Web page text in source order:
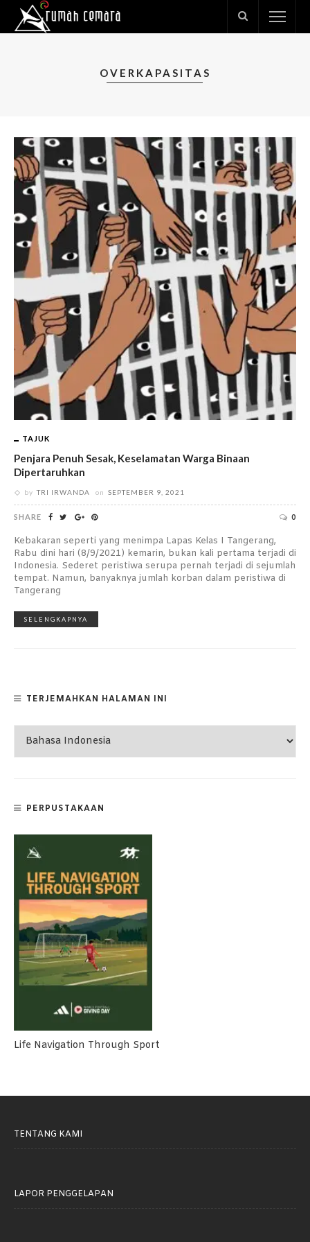
OVERKAPASITAS
TAJUK
Penjara Penuh Sesak, Keselamatan Warga Binaan
Dipertaruhkan
by TRI IRWANDA on SEPTEMBER 9, 2021
SHARE 0
Kebakaran seperti yang menimpa Lapas Kelas I Tangerang,
Rabu dini hari (8/9/2021) kemarin, bukan kali pertama terjadi di
Indonesia. Sederet peristiwa serupa pernah terjadi di sejumlah
tempat. Namun, banyaknya jumlah korban dalam peristiwa di
Tangerang
SELENGKAPNYA
TERJEMAHKAN HALAMAN INI
PERPUSTAKAAN
Life Navigation Through Sport
TENTANG KAMI
LAPOR PENGGELAPAN